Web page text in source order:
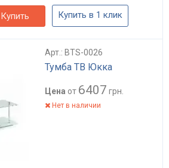
Купить Купить в 1 клик
Арт.: BTS-0026
Тумба ТВ Юкка
Цена от 6407 грн.
Нет в наличии